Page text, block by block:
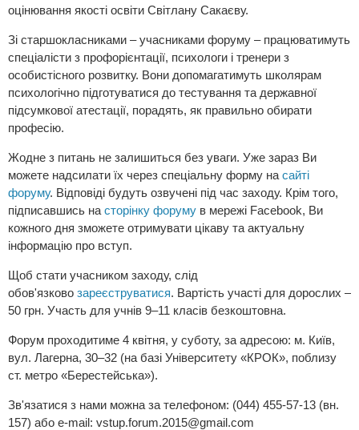
оцінювання якості освіти Світлану Сакаєву.
Зі старшокласниками – учасниками форуму – працюватимуть
спеціалісти з профорієнтації, психологи і тренери з
особистісного розвитку. Вони допомагатимуть школярам
психологічно підготуватися до тестування та державної
підсумкової атестації, порадять, як правильно обирати
професію.
Жодне з питань не залишиться без уваги. Уже зараз Ви
можете надсилати їх через спеціальну форму на сайті
форуму. Відповіді будуть озвучені під час заходу. Крім того,
підписавшись на сторінку форуму в мережі Facebook, Ви
кожного дня зможете отримувати цікаву та актуальну
інформацію про вступ.
Щоб стати учасником заходу, слід
обов'язково зареєструватися. Вартість участі для дорослих –
50 грн. Участь для учнів 9–11 класів безкоштовна.
Форум проходитиме 4 квітня, у суботу, за адресою: м. Київ,
вул. Лагерна, 30–32 (на базі Університету «КРОК», поблизу
ст. метро «Берестейська»).
Зв'язатися з нами можна за телефоном: (044) 455-57-13 (вн.
157) або e-mail: vstup.forum.2015@gmail.com